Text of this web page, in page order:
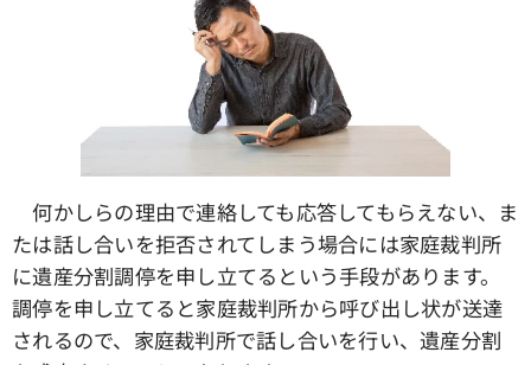
何かしらの理由で連絡しても応答してもらえない、ま
たは話し合いを拒否されてしまう場合には家庭裁判所
に遺産分割調停を申し立てるという手段があります。
調停を申し立てると家庭裁判所から呼び出し状が送達
されるので、家庭裁判所で話し合いを行い、遺産分割